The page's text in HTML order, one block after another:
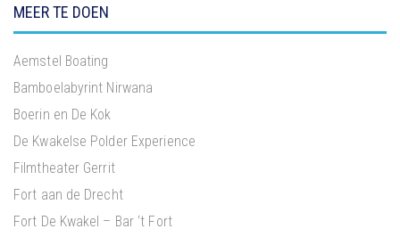
MEER TE DOEN
Aemstel Boating
Bamboelabyrint Nirwana
Boerin en De Kok
De Kwakelse Polder Experience
Filmtheater Gerrit
Fort aan de Drecht
Fort De Kwakel – Bar ‘t Fort